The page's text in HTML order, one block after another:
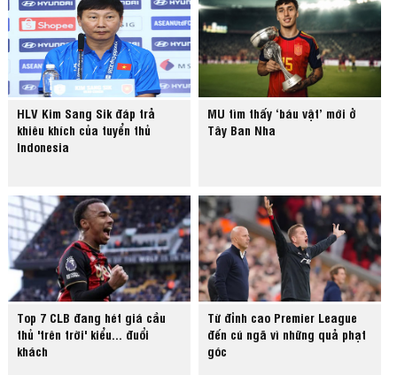
HLV Kim Sang Sik đáp trả
khiêu khích của tuyển thủ
Indonesia
MU tìm thấy ‘báu vật’ mới ở
Tây Ban Nha
Top 7 CLB đang hét giá cầu
thủ 'trên trời' kiểu... đuổi
khách
Từ đỉnh cao Premier League
đến cú ngã vì những quả phạt
góc